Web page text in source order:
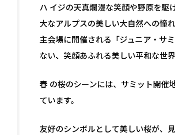
ハ イジの天真爛漫な笑顔や野原を
大なアルプスの美しい大自然への憧
主会場に開催される「ジュニア・サ
ない、笑顔あふれる美しい平和な世
春 の桜のシーンには、サミット開催
ています。
友好のシンボルとして美しい桜が、